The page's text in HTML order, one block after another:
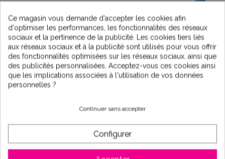
Ce magasin vous demande d'accepter les cookies afin
d'optimiser les performances, les fonctionnalités des réseaux
sociaux et la pertinence de la publicité. Les cookies tiers liés
aux réseaux sociaux et à la publicité sont utilisés pour vous offrir
des fonctionnalités optimisées sur les réseaux sociaux, ainsi que
des publicités personnalisées. Acceptez-vous ces cookies ainsi
que les implications associées à l'utilisation de vos données
personnelles ?
Continuer sans accepter
Configurer